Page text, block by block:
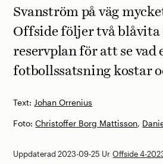
Text: Johan Orrenius
Foto:Christoffer Borg Mattisson,
Svanström på väg
Offside följer två blåvita
reservplan för att se
fotbollssatsning kostar
Uppdaterad 2023-09-25 UrOffside 4-